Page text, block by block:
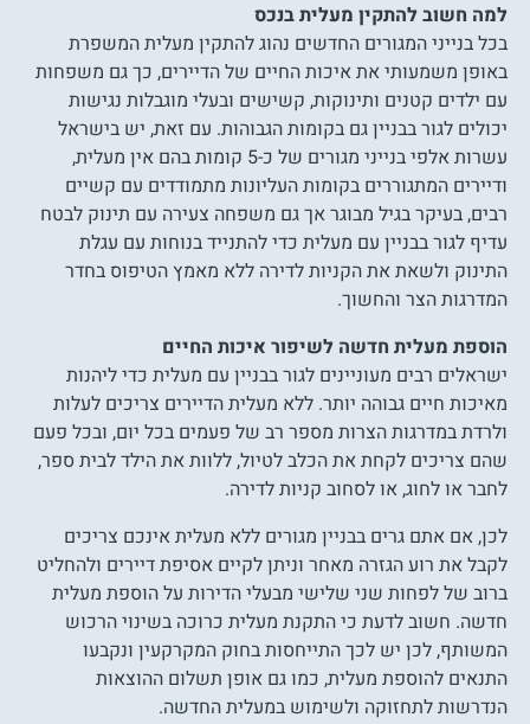
למה חשוב להתקין מעלית בנכס
בכל בנייני המגורים החדשים נהוג להתקין מעלית המשפרת
באופן משמעותי את איכות החיים של הדיירים, כך גם משפחות
עם ילדים קטנים ותינוקות, קשישים ובעלי מוגבלות נגישות
יכולים לגור בבניין גם בקומות הגבוהות. עם זאת, יש בישראל
עשרות אלפי בנייני מגורים של כ-5 קומות בהם אין מעלית,
ודיירים המתגוררים בקומות העליונות מתמודדים עם קשיים
רבים, בעיקר בגיל מבוגר אך גם משפחה צעירה עם תינוק לבטח
עדיף לגור בבניין עם מעלית כדי להתנייד בנוחות עם עגלת
התינוק ולשאת את הקניות לדירה ללא מאמץ הטיפוס בחדר
המדרגות הצר והחשוך.
הוספת מעלית חדשה לשיפור איכות החיים
ישראלים רבים מעוניינים לגור בבניין עם מעלית כדי ליהנות
מאיכות חיים גבוהה יותר. ללא מעלית הדיירים צריכים לעלות
ולרדת במדרגות הצרות מספר רב של פעמים בכל יום, ובכל פעם
שהם צריכים לקחת את הכלב לטיול, ללוות את הילד לבית ספר,
לחבר או לחוג, או לסחוב קניות לדירה.
לכן, אם אתם גרים בבניין מגורים ללא מעלית אינכם צריכים
לקבל את רוע הגזרה מאחר וניתן לקיים אסיפת דיירים ולהחליט
ברוב של לפחות שני שלישי מבעלי הדירות על הוספת מעלית
חדשה. חשוב לדעת כי התקנת מעלית כרוכה בשינוי הרכוש
המשותף, לכן יש לכך התייחסות בחוק המקרקעין ונקבעו
התנאים להוספת מעלית, כמו גם אופן תשלום ההוצאות
הנדרשות לתחזוקה ולשימוש במעלית החדשה.